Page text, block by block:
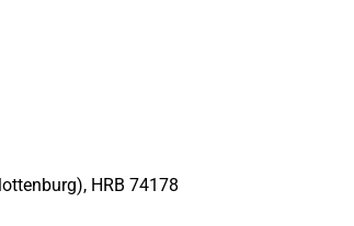
HRB 74178